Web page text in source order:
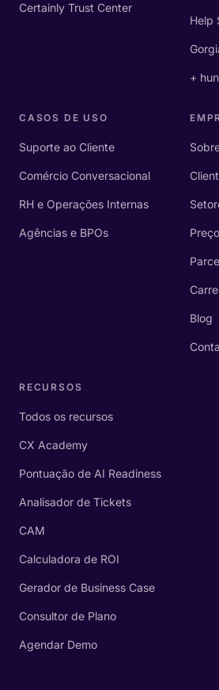
Certainly Trust Center
Help
+
CASOS DE USO
Suporte ao Cliente
Comércio Conversacional
RH e Operações Internas
Agências e BPOs
Blog
RECURSOS
Todos os recursos
CX Academy
Pontuação de AI Readiness
Analisador de Tickets
CAM
Calculadora de ROI
Gerador de Business Case
Consultor de Plano
Agendar Demo